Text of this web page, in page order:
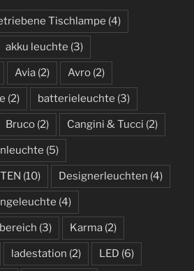
Tischlampe (4)
akku leuchte (3)
Avia (2) Avro (2)
(2) batterieleuchte (3)
Bruco (2) Cangini & Tucci (2)
(5)
(10) Designerleuchten (4)
(4)
(3) Karma (2)
ladestation (2) LED (6)